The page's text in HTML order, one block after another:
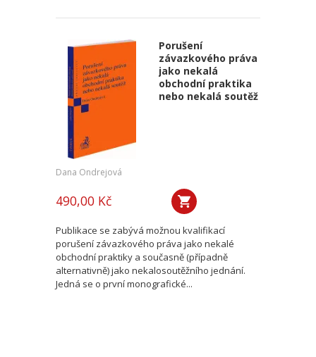
Porušení
závazkového práva
jako nekalá
obchodní praktika
nebo nekalá soutěž
Dana Ondrejová
490,00 Kč
Publikace se zabývá možnou kvalifikací
porušení závazkového práva jako nekalé
obchodní praktiky a současně (případně
alternativně) jako nekalosoutěžního jednání.
Jedná se o první monografické...